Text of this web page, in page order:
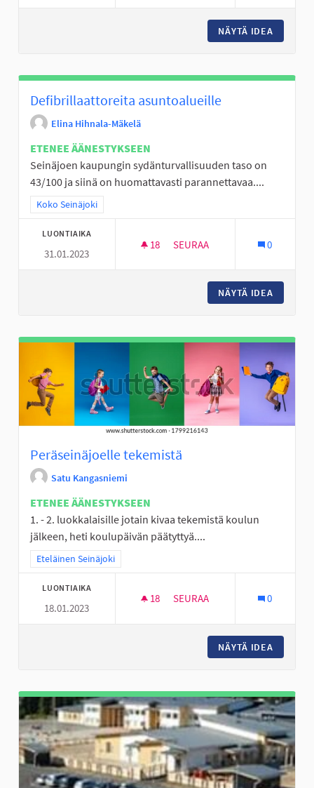
NÄYTÄ IDEA
Defibrillaattoreita asuntoalueille
Elina Hihnala-Mäkelä
ETENEE ÄÄNESTYKSEEN
Seinäjoen kaupungin sydänturvallisuuden taso on
43/100 ja siinä on huomattavasti parannettavaa....
Rajaa tulokset teeman mukaan: Koko Seinäjoki
Koko Seinäjoki
LUONTIAIKA
31.01.2023
18 18 SEURAAJAA
SEURAA 0
NÄYTÄ IDEA
Peräseinäjoelle tekemistä
Satu Kangasniemi
ETENEE ÄÄNESTYKSEEN
1. - 2. luokkalaisille jotain kivaa tekemistä koulun
jälkeen, heti koulupäivän päätyttyä....
Rajaa tulokset teeman mukaan: Eteläinen Seinäjoki
Eteläinen Seinäjoki
LUONTIAIKA
18.01.2023
18 18 SEURAAJAA
SEURAA 0
NÄYTÄ IDEA